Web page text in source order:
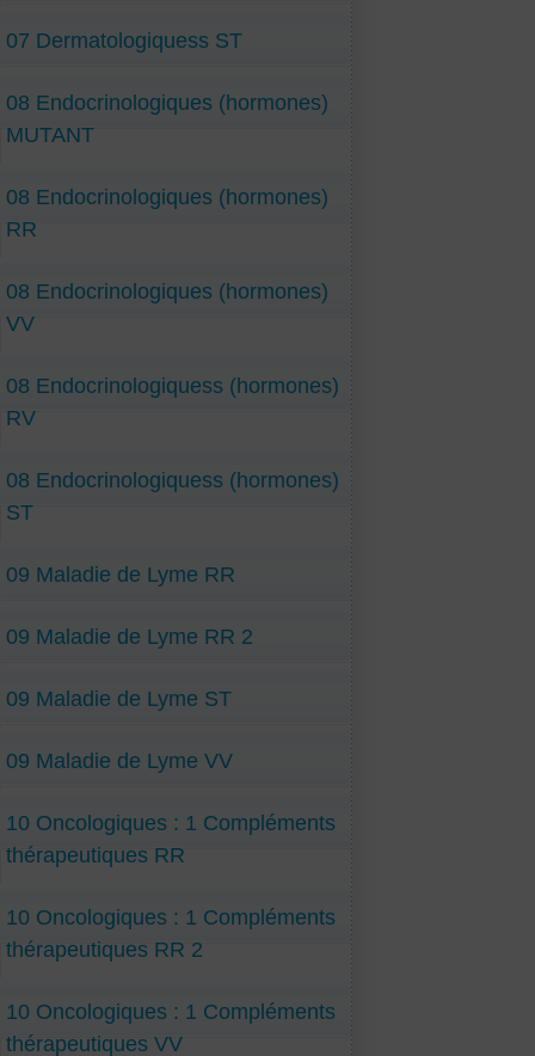
07 Dermatologiquess ST
08 Endocrinologiques (hormones)
MUTANT
08 Endocrinologiques (hormones)
RR
08 Endocrinologiques (hormones)
VV
08 Endocrinologiquess (hormones)
RV
08 Endocrinologiquess (hormones)
ST
09 Maladie de Lyme RR
09 Maladie de Lyme RR 2
09 Maladie de Lyme ST
09 Maladie de Lyme VV
10 Oncologiques : 1 Compléments
thérapeutiques RR
10 Oncologiques : 1 Compléments
thérapeutiques RR 2
10 Oncologiques : 1 Compléments
thérapeutiques VV